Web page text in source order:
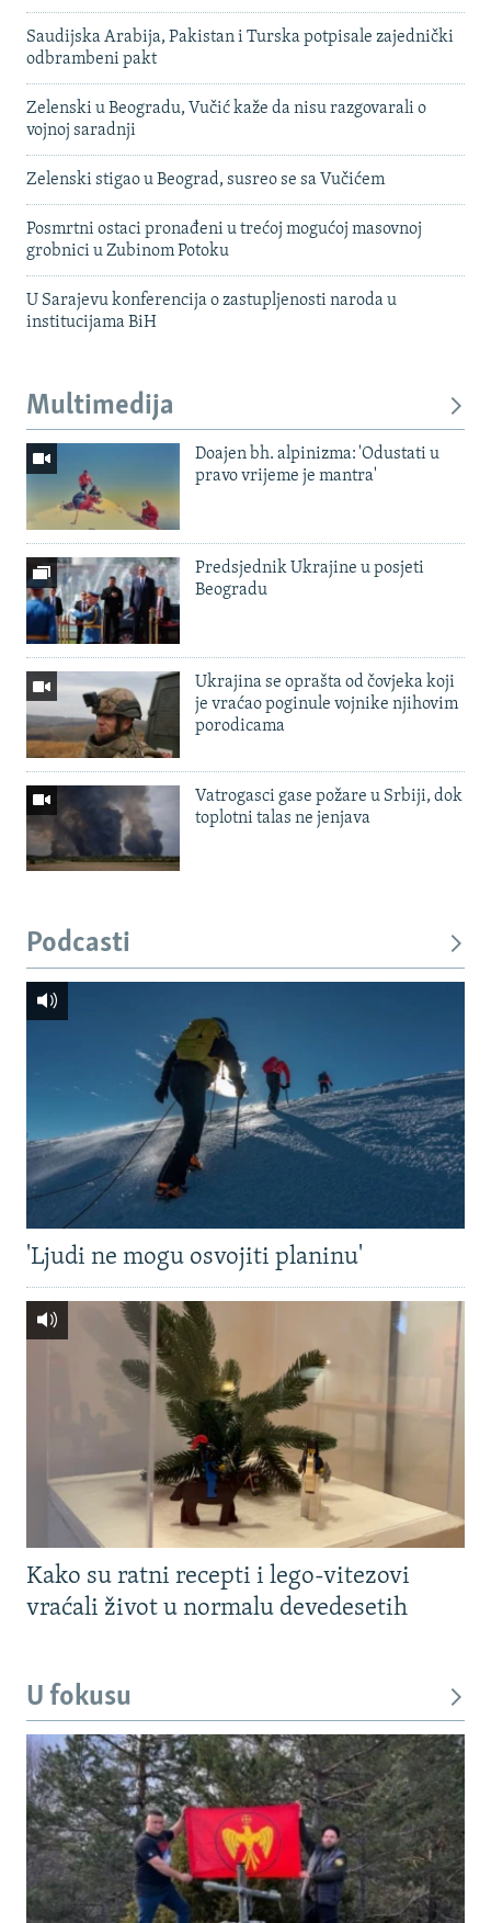
Saudijska Arabija, Pakistan i Turska potpisale zajednički
odbrambeni pakt
Zelenski u Beogradu, Vučić kaže da nisu razgovarali o
vojnoj saradnji
Zelenski stigao u Beograd, susreo se sa Vučićem
Posmrtni ostaci pronađeni u trećoj mogućoj masovnoj
grobnici u Zubinom Potoku
U Sarajevu konferencija o zastupljenosti naroda u
institucijama BiH
Multimedija
Doajen bh. alpinizma: 'Odustati u
pravo vrijeme je mantra'
Predsjednik Ukrajine u posjeti
Beogradu
Ukrajina se oprašta od čovjeka koji
je vraćao poginule vojnike njihovim
porodicama
Vatrogasci gase požare u Srbiji, dok
toplotni talas ne jenjava
Podcasti
'Ljudi ne mogu osvojiti planinu'
Kako su ratni recepti i lego-vitezovi
vraćali život u normalu devedesetih
U fokusu